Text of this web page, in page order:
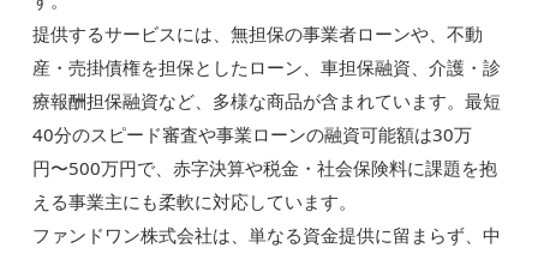
提供するサービスには、無担保の事業者ローンや、不動
産・売掛債権を担保としたローン、車担保融資、介護・診
療報酬担保融資など、多様な商品が含まれています。最短
40分のスピード審査や事業ローンの融資可能額は30万
円〜500万円で、赤字決算や税金・社会保険料に課題を抱
える事業主にも柔軟に対応しています。
ファンドワン株式会社は、単なる資金提供に留まらず、中